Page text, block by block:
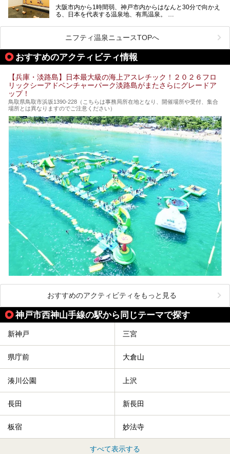
大阪市内から1時間弱、神戸市内からはなんと30分で向かえ
る、日本を代表する温泉地、有馬温泉。
有名な「金泉」と「銀泉」に加え、人工のの炭酸泉まで楽し
める、ある意味「最強」ともいえる施設です。
今回は自慢のお湯をメインにその魅力の数々を紹介します！
ニフティ温泉ニュースTOPへ
おすすめのアクティビティ情報
【兵庫・淡路島】日本最大級の海上アスレチック！２０２６フロ
リックシーアドベンチャーパーク淡路島がまたさらにグレードア
ップ！
鳥取県鳥取市浜坂1390‐228（こちらは事務局所在地となり、開催場所や受付、集合
場所とは異なりますのでご注意ください）
おすすめのアクティビティをもっと見る
神戸市西神山手線の駅から同じテーマで探す
新神戸 三宮
県庁前 大倉山
湊川公園 上沢
長田 新長田
板宿 妙法寺
すべて表示する